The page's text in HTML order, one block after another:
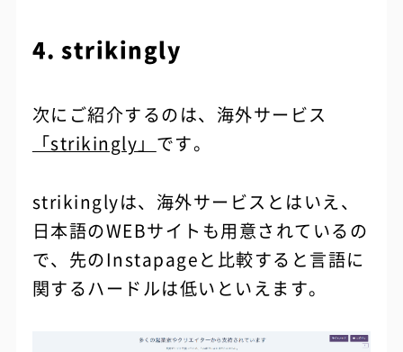
4. strikingly
次にご紹介するのは、海外サービス
「strikingly」 です。
strikinglyは、海外サービスとはいえ、
日本語のWEBサイトも用意されているの
で、先のInstapageと比較すると言語に
関するハードルは低いといえます。